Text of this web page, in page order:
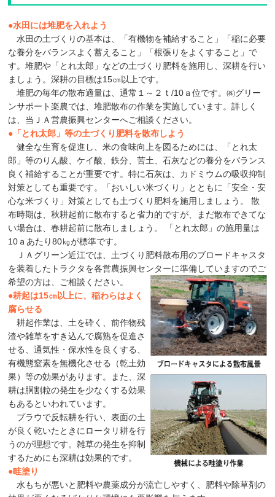
●水田には堆肥を入れよう
水田の土づくりの基本は、「有機物を補給すること」「稲に必要
な養分をバランスよく蓄えること」「根張りをよくすること」で
す。堆肥や「とれ太郎」などの土づくり肥料を施用し、深耕を行い
ましょう。深耕の目標は15㎝以上です。
堆肥の毎年の散布適量は、通常１～２ｔ/10ａ位です。㈱グリー
ンサポート楽農では、堆肥散布の作業を実施しています。詳しく
は、当ＪＡ営農振興センターへご相談ください。
● 「とれ太郎」等の土づくり肥料を散布しよう
健全な生育を促進し、米の食味向上を図るためには、「とれ太
郎」等のりん酸、ケイ酸、鉄分、苦土、石灰などの養分をバランス
良く補給することが重要です。特に石灰は、カドミウムの吸収抑制
対策としても重要です。「おいしい米づくり」とともに「安全・安
心な米づくり」対策としても土づくり肥料を施用しましょう。 散
布時期は、秋耕起前に散布すると省力的ですが、まだ散布できてな
い場合は、春耕起前に散布しましょう。 「とれ太郎」の施用量は
10ａあたり80㎏が標準です。
ＪＡグリーン近江では、土づくり肥料散布用のブロードキャスタ
を装着したトラクタを各営農振興センターに準備していますのでご
希望の方は、ご相談ください。
●耕起は15㎝以上に、稲わらはよく
腐らせる
耕起作業は、土を砕く、前作物残
渣や雑草をすき込んで腐熟を促進さ
せる、通気性・保水性を良くする、
有機態窒素を無機化させる（乾土効
果）等の効果があります。また、深
耕は胴割粒の発生を少なくする効果
もあるといわれています。
プラウで反転耕を行い、表面の土
が良く乾いたときにロータリ耕を行
うのが理想です。雑草の発生を抑制
するためにも深耕は効果的です。
●畦塗り
水もちが悪いと肥料や農薬成分が流亡しやすく、肥料や除草剤の